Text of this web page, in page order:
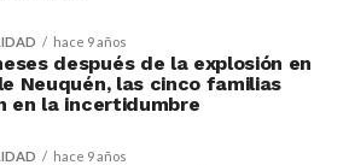
hace 9 años
después de la explosión en
Neuquén, las cinco familias
en la incertidumbre
hace 9 años